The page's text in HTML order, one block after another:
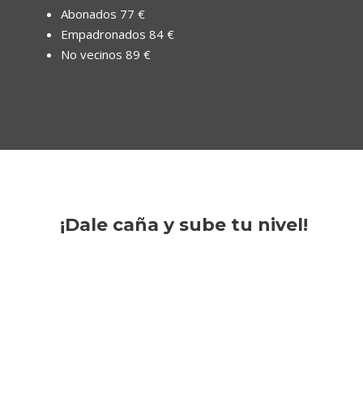
Abonados 77 €
Empadronados 84 €
No vecinos 89 €
¡Dale caña y sube tu nivel!